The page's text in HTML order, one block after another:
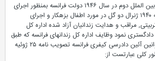
پس از خاتمه جنگ بین الملل دوم در سال ۱۹۴۶ دولت فرانسه بمنظور اجرای
تصویب نامه ۲ فوریه ۱۹۴۰ ژنرال دو گل در مورد اطفال بزهکار و اجرای
مراقب و هدایت زندانیان آزاد شده اداره کل
دادگستری نمود وظایف اداره کل زندانهای فرانسه که طبق
ماده ۱۸۸ مجموعه قوانین آئین دادرسی کیفری فرانسه تصویب نامه ۲۵ ژوئیه